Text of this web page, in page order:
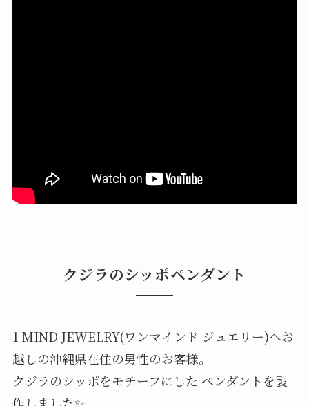
クジラのシッポペンダント
1 MIND JEWELRY(ワンマインド ジュエリー)へお
越しの沖縄県在住の男性のお客様。
クジラのシッポをモチーフにした ペンダントを製
作しました✨